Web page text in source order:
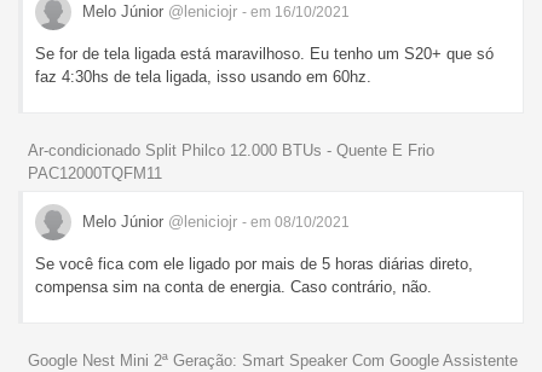
Melo Júnior @leniciojr - em 16/10/2021
Se for de tela ligada está maravilhoso. Eu tenho um S20+ que só
faz 4:30hs de tela ligada, isso usando em 60hz.
Ar-condicionado Split Philco 12.000 BTUs - Quente E Frio
PAC12000TQFM11
Melo Júnior @leniciojr - em 08/10/2021
Se você fica com ele ligado por mais de 5 horas diárias direto,
compensa sim na conta de energia. Caso contrário, não.
Google Nest Mini 2ª Geração: Smart Speaker Com Google Assistente